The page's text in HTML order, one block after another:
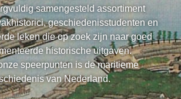
samengesteld assortiment
geschiedenisstudenten en
leken die op zoek zijn naar goed
historische uitgaven.
speerpunten is de maritieme
van Nederland.